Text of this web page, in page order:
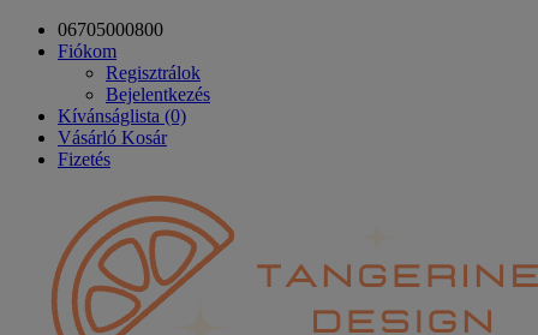
06705000800
Fiókom
Regisztrálok
Bejelentkezés
Kívánságlista (0)
Vásárló Kosár
Fizetés